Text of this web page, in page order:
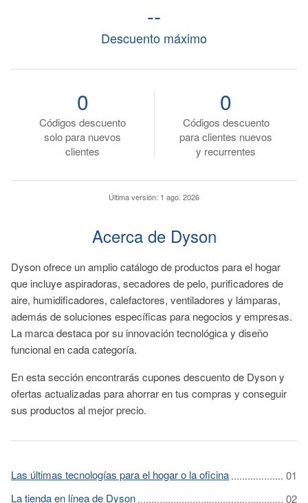
Descuento máximo
--
Códigos descuento
solo para nuevos
clientes
0
Códigos descuento
para clientes nuevos
y recurrentes
0
Última versión: 1 ago. 2026
Acerca de Dyson
Dyson ofrece un amplio catálogo de productos para el hogar
que incluye aspiradoras, secadores de pelo, purificadores de
aire, humidificadores, calefactores, ventiladores y lámparas,
además de soluciones específicas para negocios y empresas.
La marca destaca por su innovación tecnológica y diseño
funcional en cada categoría.
En esta sección encontrarás cupones descuento de Dyson y
ofertas actualizadas para ahorrar en tus compras y conseguir
sus productos al mejor precio.
Las últimas tecnologías para el hogar o la oficina
La tienda en línea de Dyson